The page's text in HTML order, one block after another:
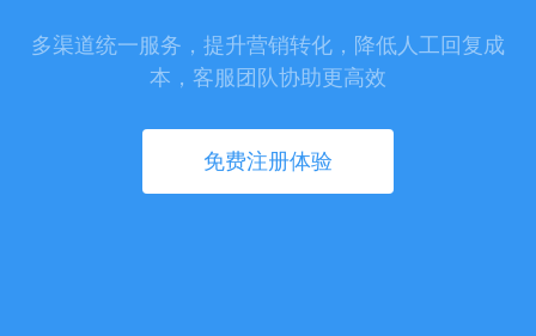
多渠道统一服务，提升营销转化，降低人工回复成
本，客服团队协助更高效
免费注册体验